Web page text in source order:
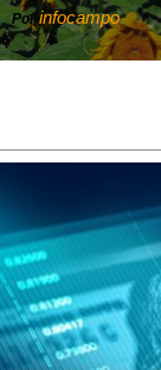
Por infocampo